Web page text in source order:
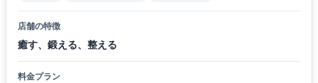
店舗の特徴
癒す、鍛える、整える
料金プラン